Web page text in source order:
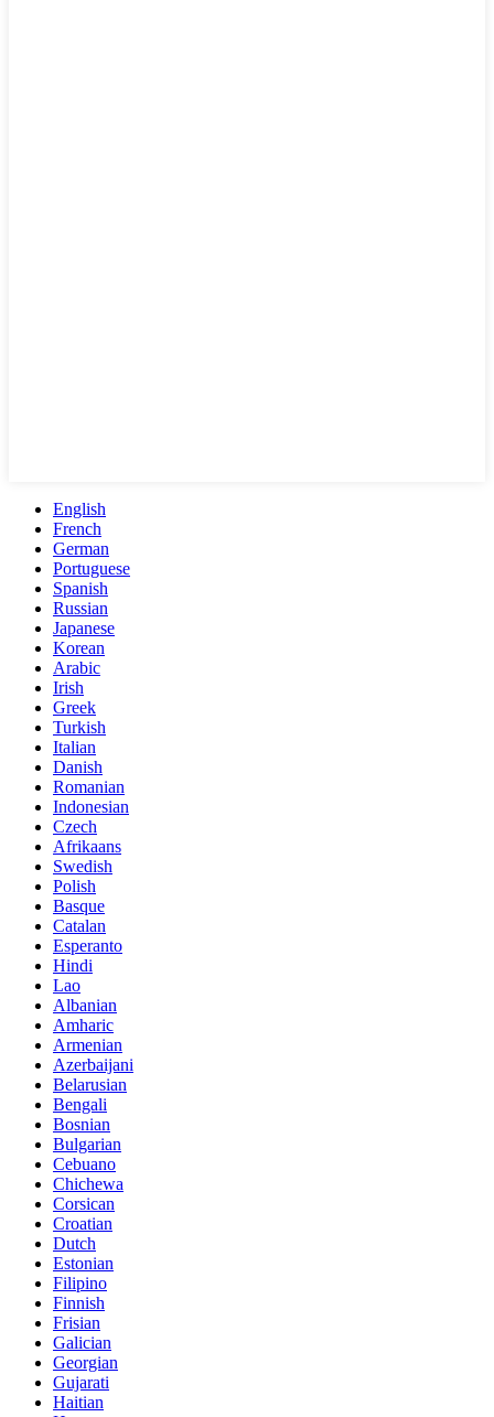
English
French
German
Portuguese
Spanish
Russian
Japanese
Korean
Arabic
Irish
Greek
Turkish
Italian
Danish
Romanian
Indonesian
Czech
Afrikaans
Swedish
Polish
Basque
Catalan
Esperanto
Hindi
Lao
Albanian
Amharic
Armenian
Azerbaijani
Belarusian
Bengali
Bosnian
Bulgarian
Cebuano
Chichewa
Corsican
Croatian
Dutch
Estonian
Filipino
Finnish
Frisian
Galician
Georgian
Gujarati
Haitian